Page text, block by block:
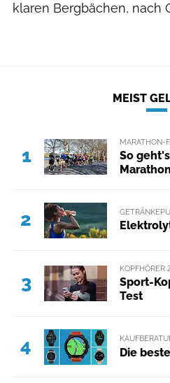
klaren Bergbächen, nach
MEIST
1
MARATHON-
So
Marathon
2
3
KOPFHÖRER
Sport-
Test
4 Die